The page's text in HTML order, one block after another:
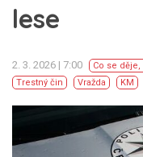
lese
2. 3. 2026 | 7:00 Co se děje,
Trestný čin
Vražda KM